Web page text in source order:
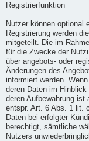
Registrierfunktion
Nutzer können optional
Registrierung werden
mitgeteilt. Die im
für die Zwecke der
über angebots- oder
Änderungen des
informiert werden.
deren Daten im
deren Aufbewahrung ist
entspr. Art. 6 Abs. 1 lit.
Daten bei erfolgter
berechtigt, sämtliche
Nutzers